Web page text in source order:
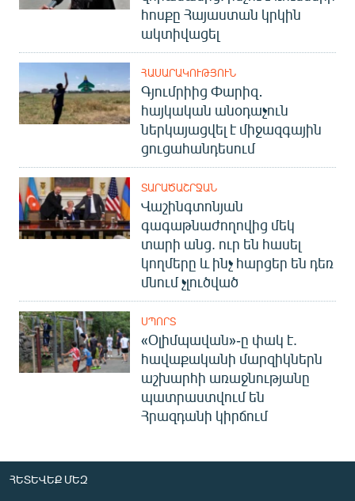
հոսքը Հայաստան կրկին
ակտիվացել
ՀԱՍԱՐԱԿՈՒԹՅՈՒՆ
Գյումրիից Փարիզ․
հայկական անօդաչուն
ներկայացվել է միջազգային
ցուցահանդեսում
ՏԱՐԱԾԱՇՐՋԱՆ
Վաշինգտոնյան
գագաթնաժողովից մեկ
տարի անց. ուր են հասել
կողմերը և ինչ հարցեր են դեռ
մնում չլուծված
ՍՊՈՐՏ
«Օլիմպավան»-ը փակ է.
հավաքականի մարզիկներն
աշխարհի առաջնությանը
պատրաստվում են
Հրազդանի կիրճում
ՀԵՏԵՎԵՔ ՄԵԶ